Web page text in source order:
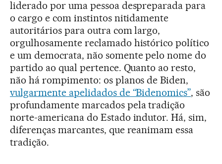
liderado por uma pessoa despreparada para
o cargo e com instintos nitidamente
autoritários para outra com largo,
orgulhosamente reclamado histórico político
e um democrata, não somente pelo nome do
partido ao qual pertence. Quanto ao resto,
não há rompimento: os planos de Biden,
vulgarmente apelidados de “Bidenomics”, são
profundamente marcados pela tradição
norte-americana do Estado indutor. Há, sim,
diferenças marcantes, que reanimam essa
tradição.